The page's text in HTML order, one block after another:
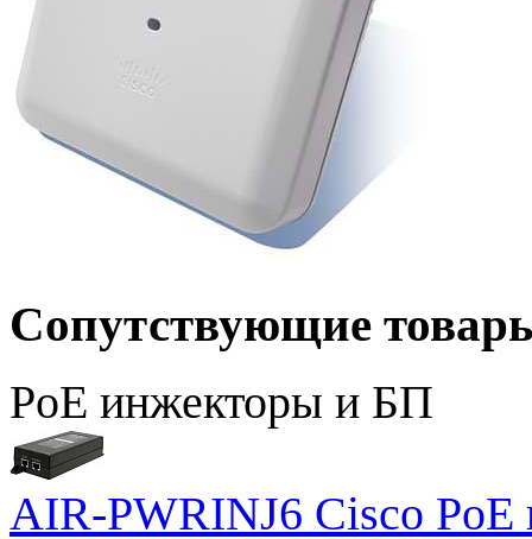
Сопутствующие
PoE инжекторы и БП
AIR-PWRINJ6 Cisco PoE